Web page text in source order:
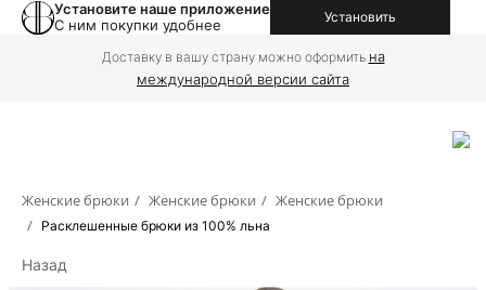
Установите наше приложение
С ним покупки удобнее
Установить
Доставку в вашу страну можно оформить на
международной версии сайта
Женские брюки / Женские брюки / Женские брюки
/ Расклешенные брюки из 100% льна
Назад